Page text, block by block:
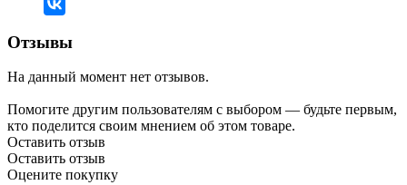
Отзывы
На данный момент нет отзывов.
Помогите другим пользователям с выбором — будьте первым,
кто поделится своим мнением об этом товаре.
Оставить отзыв
Оставить отзыв
Оцените покупку